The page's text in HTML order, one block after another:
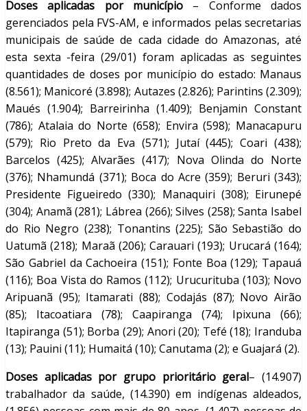
Doses aplicadas por município – Conforme dados
gerenciados pela FVS-AM, e informados pelas secretarias
municipais de saúde de cada cidade do Amazonas, até
esta sexta -feira (29/01) foram aplicadas as seguintes
quantidades de doses por município do estado: Manaus
(8.561); Manicoré (3.898); Autazes (2.826); Parintins (2.309);
Maués (1.904); Barreirinha (1.409); Benjamin Constant
(786); Atalaia do Norte (658); Envira (598); Manacapuru
(579); Rio Preto da Eva (571); Jutaí (445); Coari (438);
Barcelos (425); Alvarães (417); Nova Olinda do Norte
(376); Nhamundá (371); Boca do Acre (359); Beruri (343);
Presidente Figueiredo (330); Manaquiri (308); Eirunepé
(304); Anamã (281); Lábrea (266); Silves (258); Santa Isabel
do Rio Negro (238); Tonantins (225); São Sebastião do
Uatumã (218); Maraã (206); Carauari (193); Urucará (164);
São Gabriel da Cachoeira (151); Fonte Boa (129); Tapauá
(116); Boa Vista do Ramos (112); Urucurituba (103); Novo
Aripuanã (95); Itamarati (88); Codajás (87); Novo Airão
(85); Itacoatiara (78); Caapiranga (74); Ipixuna (66);
Itapiranga (51); Borba (29); Anori (20); Tefé (18); Iranduba
(13); Pauini (11); Humaitá (10); Canutama (2); e Guajará (2).
Doses aplicadas por grupo prioritário geral– (14.907)
trabalhador da saúde, (14.390) em indígenas aldeados,